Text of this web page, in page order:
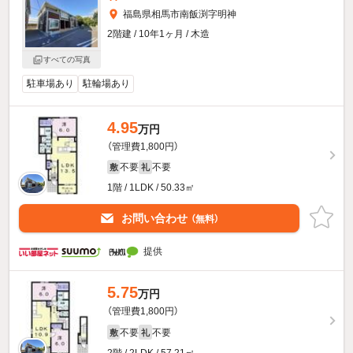
すべての写真
福島県相馬市南飯渕字明神
2階建 / 10年1ヶ月 / 木造
駐車場あり 駐輪場あり
4.95万円
（管理費1,800円）
敷 不要 礼 不要
1階 / 1LDK / 50.33㎡
お問い合わせ （無料）
提供
5.75万円
（管理費1,800円）
敷 不要 礼 不要